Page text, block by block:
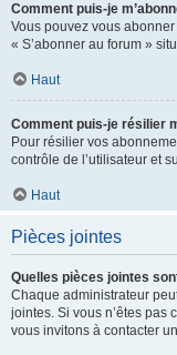
Comment puis-je
Vous pouvez vous
« S’abonner au forum »
Haut
Comment puis-je résilier
Pour résilier vos
contrôle de l’utilisateur et
Haut
Pièces jointes
Quelles pièces jointes
Chaque administrateur
jointes. Si vous n’êtes pas
vous invitons à contacter